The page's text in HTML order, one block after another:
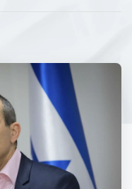
Пресса
Статьи